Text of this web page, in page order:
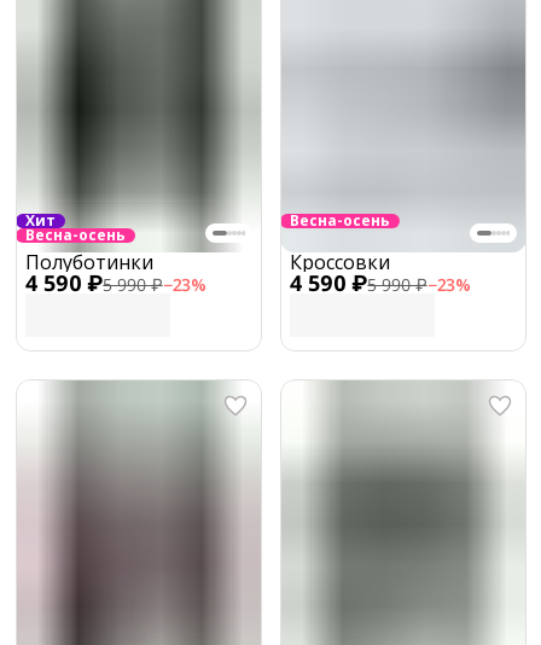
Хит
Весна-осень
4 590 ₽5 990 ₽−23%
Полуботинки
Весна-осень
4 590 ₽5 990 ₽−23%
Кроссовки